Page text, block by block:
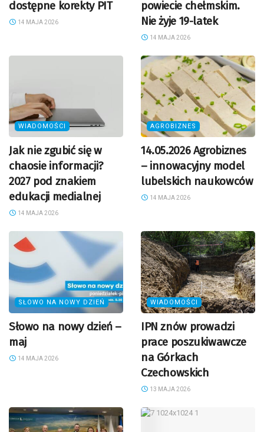
dostępne korekty PIT
14 MAJA 2026
powiecie chełmskim.
Nie żyje 19-latek
14 MAJA 2026
WIADOMOŚCI
Jak nie zgubić się w
chaosie informacji?
2027 pod znakiem
edukacji medialnej
14 MAJA 2026
AGROBIZNES
14.05.2026 Agrobiznes
– innowacyjny model
lubelskich naukowców
14 MAJA 2026
SŁOWO NA NOWY DZIEŃ
Słowo na nowy dzień –
maj
14 MAJA 2026
WIADOMOŚCI
IPN znów prowadzi
prace poszukiwawcze
na Górkach
Czechowskich
13 MAJA 2026